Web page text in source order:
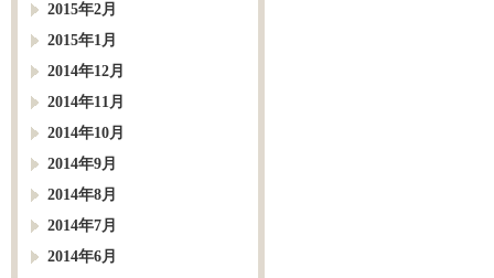
2015年2月
2015年1月
2014年12月
2014年11月
2014年10月
2014年9月
2014年8月
2014年7月
2014年6月